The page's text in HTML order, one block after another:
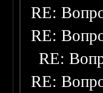
RE:
RE:
RE:
RE: